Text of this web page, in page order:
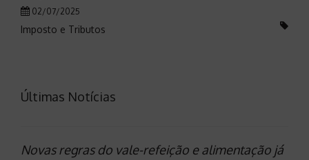
02/07/2025
Imposto e Tributos
Últimas Notícias
Novas regras do vale-refeição e alimentação já